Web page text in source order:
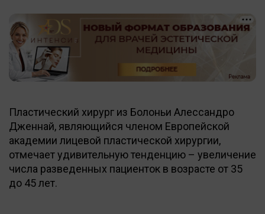
Пластический хирург из Болоньи Алессандро
Дженнай, являющийся членом Европейской
академии лицевой пластической хирургии,
отмечает удивительную тенденцию – увеличение
числа разведенных пациенток в возрасте от 35
до 45 лет.